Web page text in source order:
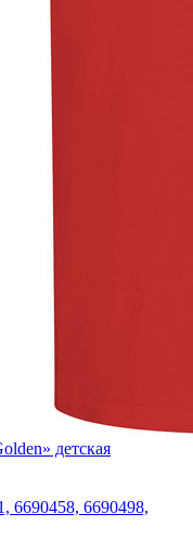
детская
6690458, 6690498,